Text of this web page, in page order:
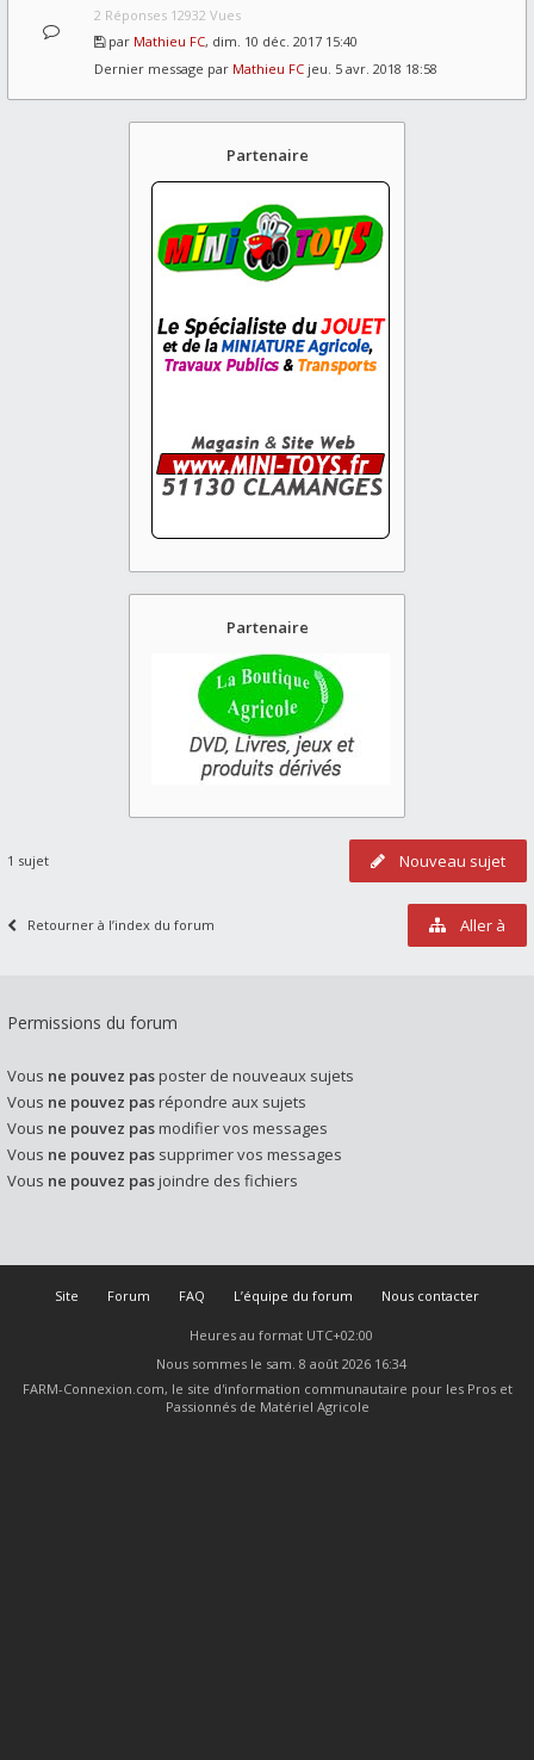
2 Réponses 12932 Vues
par Mathieu FC, dim. 10 déc. 2017 15:40
Dernier message par Mathieu FC jeu. 5 avr. 2018 18:58
Partenaire
Partenaire
Nouveau sujet
1 sujet
Retourner à l’index du forum Aller à
Permissions du forum
Vous ne pouvez pasposter de nouveaux sujets
Vous ne pouvez pasrépondre aux sujets
Vous ne pouvez pasmodifier vos messages
Vous ne pouvez pas supprimer vos messages
Vous ne pouvez pasjoindre des fichiers
Site Forum FAQ L’équipe du forum Nous contacter
Heures au format UTC+02:00
Nous sommes le sam. 8 août 2026 16:34
FARM-Connexion.com, le site d'information communautaire pour les Pros et
Passionnés de Matériel Agricole